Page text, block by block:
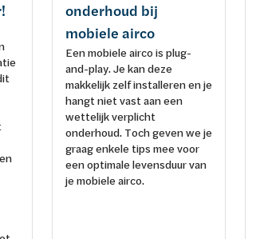
onderhoud bij
mobiele airco
Een mobiele airco is plug-
and-play. Je kan deze
makkelijk zelf installeren en je
hangt niet vast aan een
wettelijk verplicht
onderhoud. Toch geven we je
graag enkele tips mee voor
een optimale levensduur van
je mobiele airco.